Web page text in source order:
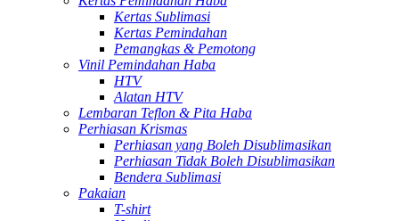
Kertas Sublimasi
Kertas Pemindahan
Pemangkas & Pemotong
Vinil Pemindahan Haba
HTV
Alatan HTV
Lembaran Teflon & Pita Haba
Perhiasan Krismas
Perhiasan yang Boleh Disublimasikan
Perhiasan Tidak Boleh Disublimasikan
Bendera Sublimasi
Pakaian
T-shirt